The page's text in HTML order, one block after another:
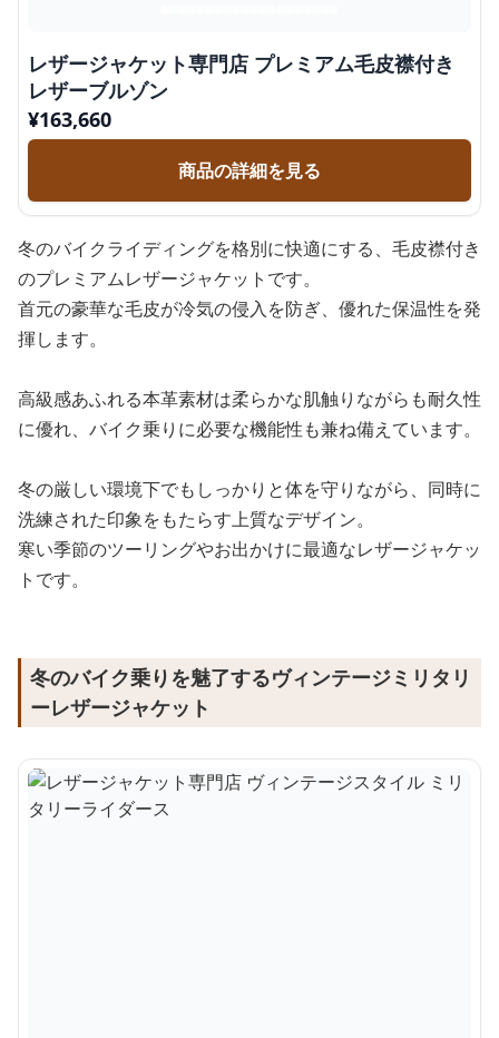
レザージャケット専門店 プレミアム毛皮襟付き
レザーブルゾン
¥163,660
商品の詳細を見る
冬のバイクライディングを格別に快適にする、毛皮襟付き
のプレミアムレザージャケットです。
首元の豪華な毛皮が冷気の侵入を防ぎ、優れた保温性を発
揮します。
高級感あふれる本革素材は柔らかな肌触りながらも耐久性
に優れ、バイク乗りに必要な機能性も兼ね備えています。
冬の厳しい環境下でもしっかりと体を守りながら、同時に
洗練された印象をもたらす上質なデザイン。
寒い季節のツーリングやお出かけに最適なレザージャケッ
トです。
冬のバイク乗りを魅了するヴィンテージミリタリ
ーレザージャケット